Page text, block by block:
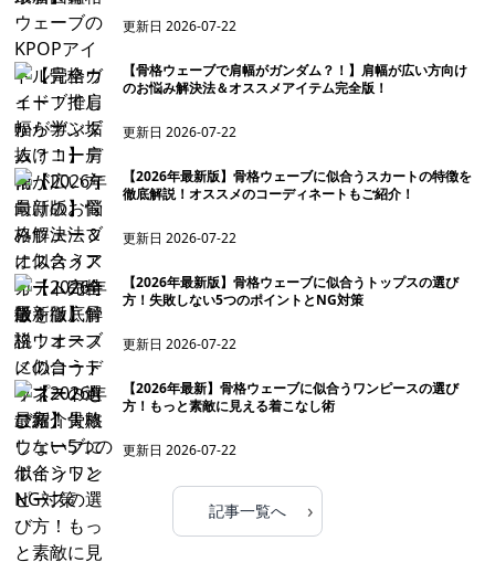
更新日2026-07-22
【骨格ウェーブで肩幅がガンダム？！】肩幅が広い方向け
のお悩み解決法＆オススメアイテム完全版！
更新日2026-07-22
【2026年最新版】骨格ウェーブに似合うスカートの特徴を
徹底解説！オススメのコーディネートもご紹介！
更新日2026-07-22
【2026年最新版】骨格ウェーブに似合うトップスの選び
方！失敗しない5つのポイントとNG対策
更新日2026-07-22
【2026年最新】骨格ウェーブに似合うワンピースの選び
方！もっと素敵に見える着こなし術
更新日2026-07-22
記事一覧へ ›